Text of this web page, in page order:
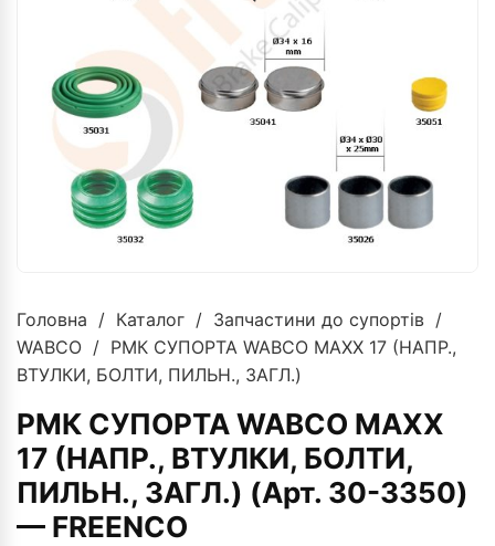
Головна / Каталог / Запчастини до супортів /
WABCO / РМК СУПОРТА WABCO MAXX 17 (НАПР.,
ВТУЛКИ, БОЛТИ, ПИЛЬН., ЗАГЛ.)
РМК СУПОРТА WABCO MAXX
17 (НАПР., ВТУЛКИ, БОЛТИ,
ПИЛЬН., ЗАГЛ.) (Арт. 30-3350)
— FREENCO